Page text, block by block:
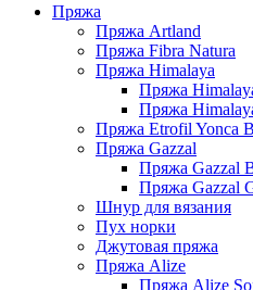
Пряжа
Пряжа Artland
Пряжа Fibra Natura
Пряжа Himalaya
Пряжа
Пряжа
Пряжа Etrofil Yonca
Пряжа Gazzal
Пряжа Gazzal
Пряжа Gazzal
Шнур для вязания
Пух норки
Джутовая пряжа
Пряжа Alize
Пряжа Alize